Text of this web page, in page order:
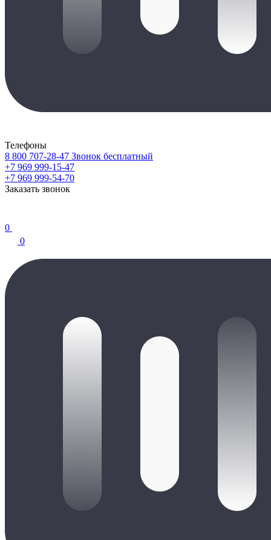
Телефоны
8 800 707-28-47 Звонок бесплатный
+7 969 999-15-47
+7 969 999-54-70
Заказать звонок
0
0